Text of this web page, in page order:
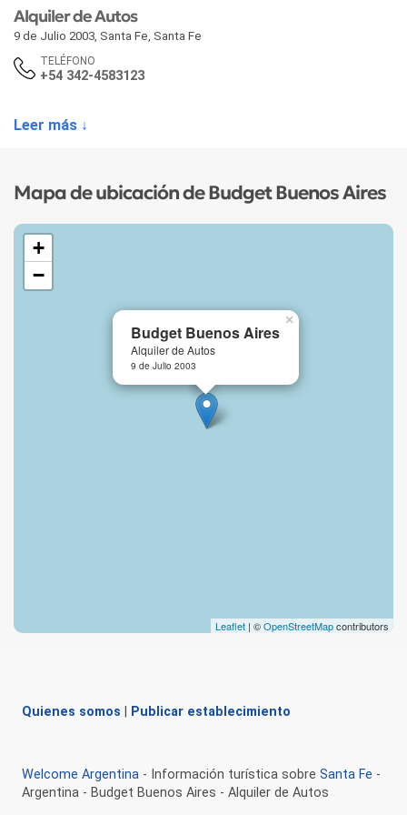
Alquiler de Autos
9 de Julio 2003, Santa Fe, Santa Fe
TELÉFONO
+54 342-4583123
Leer más ↓
Mapa de ubicación de Budget Buenos Aires
Budget Buenos Aires
Alquiler de Autos
9 de Julio 2003
×
+
−
Leaflet | ©OpenStreetMapcontributors
Quienes somos Publicar establecimiento
Welcome Argentina - Información turística sobre Santa Fe -
Argentina - Budget Buenos Aires - Alquiler de Autos